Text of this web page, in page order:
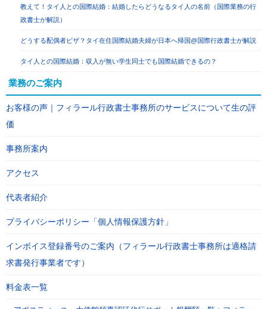
教えて！タイ人との国際結婚：結婚したらどうなるタイ人の名前（国際業務の行
政書士が解説）
どうする配偶者ビザ？タイ在住国際結婚夫婦が日本へ帰国@国際行政書士が解説
タイ人との国際結婚：収入が無い学生同士でも国際結婚できるの？
業務のご案内
お客様の声｜フィラール行政書士事務所のサービスについて生の評
価
事務所案内
アクセス
代表者紹介
プライバシーポリシー「個人情報保護方針」
インボイス登録番号のご案内（フィラール行政書士事務所は適格請
求書発行事業者です）
料金表一覧